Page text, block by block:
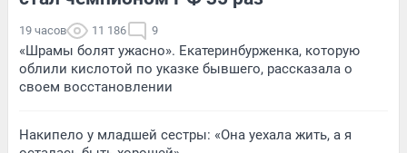
19 часов 11 186 9
«Шрамы болят ужасно». Екатеринбурженка, которую
облили кислотой по указке бывшего, рассказала о
своем восстановлении
Накипело у младшей сестры: «Она уехала жить, а я